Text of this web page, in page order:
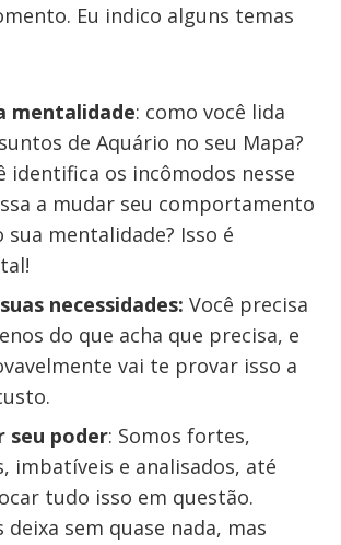
Eu indico alguns temas
mentalidade: como você lida
de Aquário no seu Mapa?
identifica os incômodos nesse
a mudar seu comportamento
sua mentalidade? Isso é
necessidades: Você precisa
do que acha que precisa, e
vai te provar isso a
seu poder: Somos fortes,
imbatíveis e analisados, até
tudo isso em questão.
deixa sem quase nada, mas